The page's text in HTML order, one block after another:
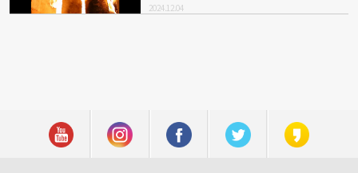
2024.12.04